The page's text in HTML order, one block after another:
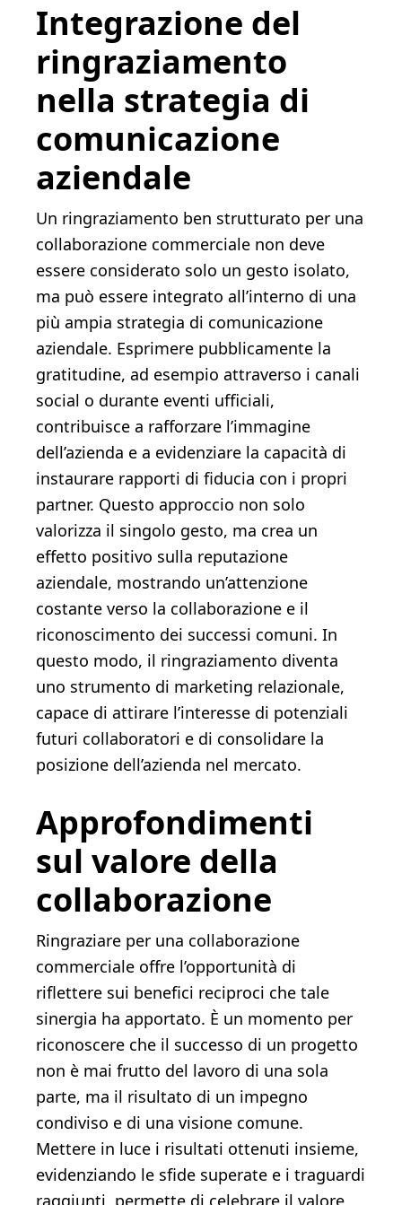
Integrazione del
ringraziamento
nella strategia di
comunicazione
aziendale
Un ringraziamento ben strutturato per una
collaborazione commerciale non deve
essere considerato solo un gesto isolato,
ma può essere integrato all’interno di una
più ampia strategia di comunicazione
aziendale. Esprimere pubblicamente la
gratitudine, ad esempio attraverso i canali
social o durante eventi ufficiali,
contribuisce a rafforzare l’immagine
dell’azienda e a evidenziare la capacità di
instaurare rapporti di fiducia con i propri
partner. Questo approccio non solo
valorizza il singolo gesto, ma crea un
effetto positivo sulla reputazione
aziendale, mostrando un’attenzione
costante verso la collaborazione e il
riconoscimento dei successi comuni. In
questo modo, il ringraziamento diventa
uno strumento di marketing relazionale,
capace di attirare l’interesse di potenziali
futuri collaboratori e di consolidare la
posizione dell’azienda nel mercato.
Approfondimenti
sul valore della
collaborazione
Ringraziare per una collaborazione
commerciale offre l’opportunità di
riflettere sui benefici reciproci che tale
sinergia ha apportato. È un momento per
riconoscere che il successo di un progetto
non è mai frutto del lavoro di una sola
parte, ma il risultato di un impegno
condiviso e di una visione comune.
Mettere in luce i risultati ottenuti insieme,
evidenziando le sfide superate e i traguardi
raggiunti, permette di celebrare il valore